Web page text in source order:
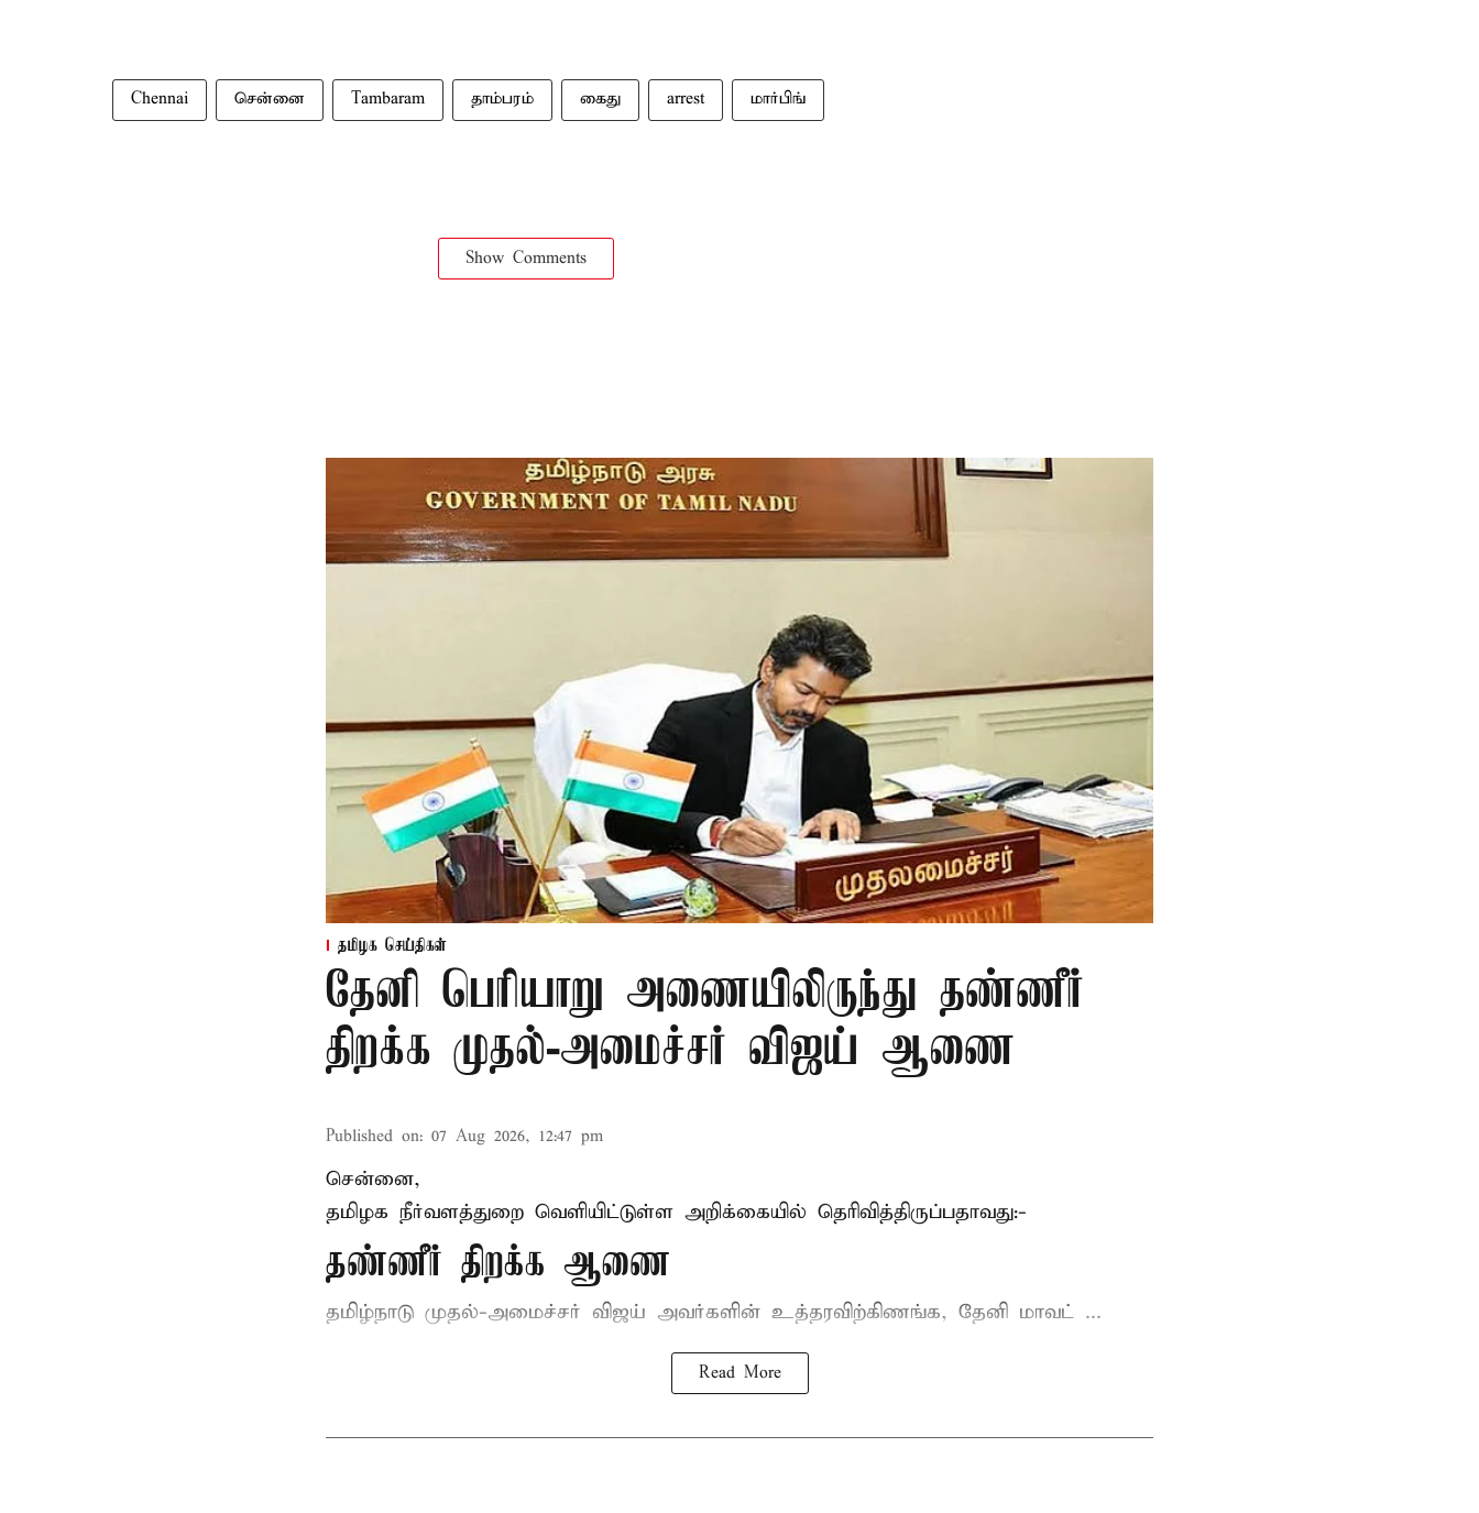
Chennai சென்னை Tambaram தாம்பரம் கைது arrest மார்பிங்
Show Comments
தமிழக செய்திகள்
தேனி பெரியாறு அணையிலிருந்து தண்ணீர்
திறக்க முதல்-அமைச்சர் விஜய் ஆணை
Published on: 07 Aug 2026, 12:47 pm
சென்னை,
தமிழக நீர்வளத்துறை வெளியிட்டுள்ள அறிக்கையில் தெரிவித்திருப்பதாவது:-
தண்ணீர் திறக்க ஆணை
தமிழ்நாடு முதல்-அமைச்சர் விஜய் அவர்களின் உத்தரவிற்கிணங்க, தேனி மாவட் ...
Read More